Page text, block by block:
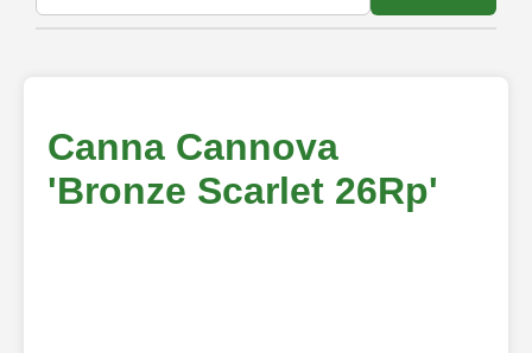
Canna Cannova
'Bronze Scarlet 26Rp'